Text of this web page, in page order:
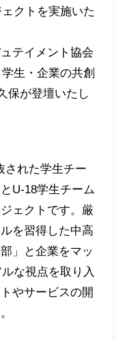
クトを実施いた
テイメント協会
生・企業の共創
保が登壇いたし
された学生チー
U-18学生チーム
ェクトです。厳
を習得した中高
」と企業をマッ
な視点を取り入
やサービスの開